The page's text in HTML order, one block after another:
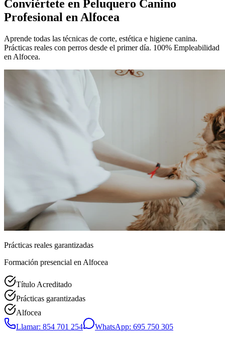
Conviértete en Peluquero Canino
Profesional en Alfocea
Aprende todas las técnicas de corte, estética e higiene canina.
Prácticas reales con perros desde el primer día. 100% Empleabilidad
en Alfocea.
Prácticas reales garantizadas
Formación presencial en Alfocea
Título Acreditado
Prácticas garantizadas
Alfocea
Llamar: 854 701 254
WhatsApp: 695 750 305